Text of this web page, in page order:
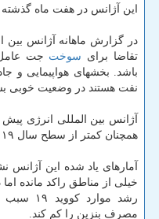
این آژانس در هفت ماه گذشته
در گزارش ماهانه آژانس
تقاضا برای سوخت جت
باشد. بخشهای هواپیمایی
نفت هستند در وضعیت خوبی
همچنان کمتر از سطح سال ۲۰۱۹ خواهد ماند.
آمارهای یاد شده این آژانس
خیلی از مناطق راکد مانده
رشد
مصرف بنزین را کم کند.